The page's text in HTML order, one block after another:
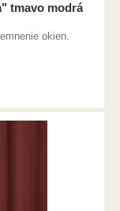
tmavo modrá
okien.